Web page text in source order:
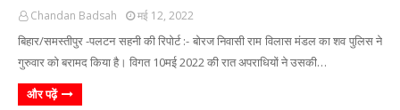
Chandan Badsah मई 12, 2022
बिहार/समस्तीपुर -पलटन सहनी की रिपोर्ट :- बोरज निवासी राम विलास मंडल का शव पुलिस ने
गुरुवार को बरामद किया है। विगत 10मई 2022 की रात अपराधियों ने उसकी…
और पढ़ें